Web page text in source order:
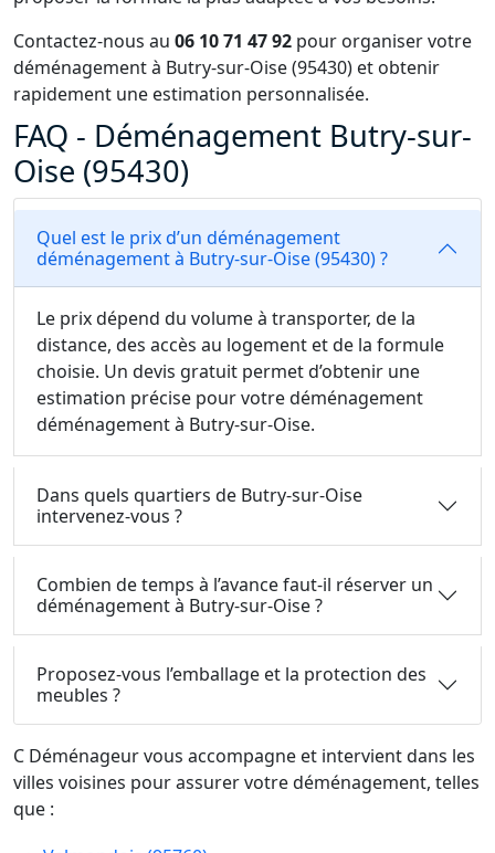
Contactez-nous au 06 10 71 47 92 pour organiser votre
déménagement à Butry-sur-Oise (95430) et obtenir
rapidement une estimation personnalisée.
FAQ - Déménagement Butry-sur-
Oise (95430)
Quel est le prix d’un déménagement
déménagement à Butry-sur-Oise (95430) ?
Le prix dépend du volume à transporter, de la
distance, des accès au logement et de la formule
choisie. Un devis gratuit permet d’obtenir une
estimation précise pour votre déménagement
déménagement à Butry-sur-Oise.
Dans quels quartiers de Butry-sur-Oise
intervenez-vous ?
Combien de temps à l’avance faut-il réserver un
déménagement à Butry-sur-Oise ?
Proposez-vous l’emballage et la protection des
meubles ?
C Déménageur vous accompagne et intervient dans les
villes voisines pour assurer votre déménagement, telles
que :